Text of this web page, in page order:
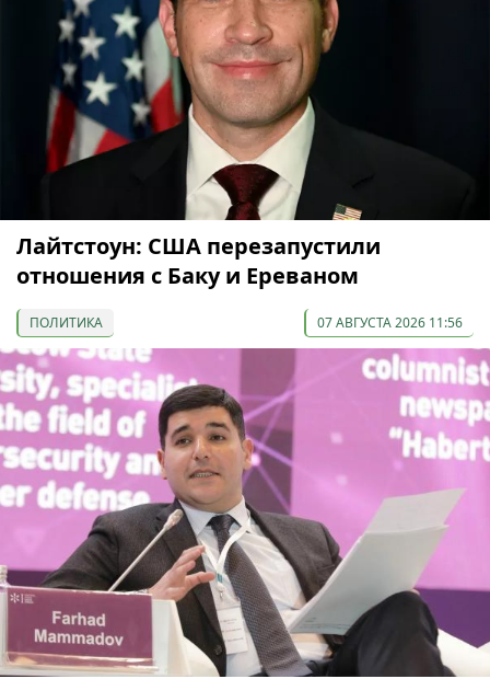
Лайтстоун: США перезапустили
отношения с Баку и Ереваном
ПОЛИТИКА 07 АВГУСТА 2026 11:56